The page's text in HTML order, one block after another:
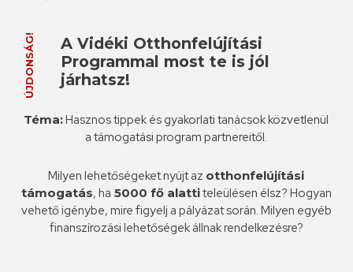
ÚJDONSÁG!
A Vidéki Otthonfelújítási
Programmal most te is jól
járhatsz!
Téma:Hasznos tippek és gyakorlati tanácsok közvetlenül
a támogatási program partnereitől.
Milyen lehetőségeket nyújt az otthonfelújítási
támogatás, ha 5000 fő alattiteleülésen élsz? Hogyan
vehető igénybe, mire figyelj a pályázat során. Milyen egyéb
finanszírozási lehetőségek állnak rendelkezésre?